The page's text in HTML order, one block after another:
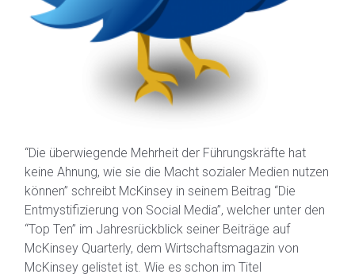
“Die überwiegende Mehrheit der Führungskräfte hat
keine Ahnung, wie sie die Macht sozialer Medien nutzen
können” schreibt McKinsey in seinem Beitrag “Die
Entmystifizierung von Social Media”, welcher unter den
“Top Ten” im Jahresrückblick seiner Beiträge auf
McKinsey Quarterly, dem Wirtschaftsmagazin von
McKinsey gelistet ist. Wie es schon im Titel